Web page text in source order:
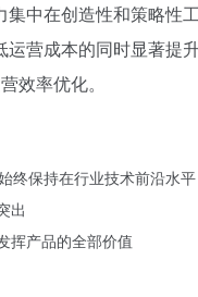
中在创造性和策略性
营成本的同时显著提
效率优化。
终保持在行业技术前沿水平
出
挥产品的全部价值